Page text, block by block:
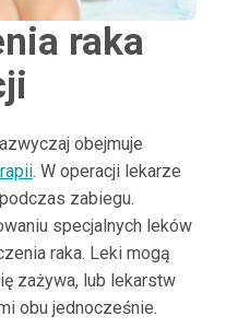
raka
obejmuje
. W operacji lekarze
zabiegu.
specjalnych leków
raka. Leki mogą
zażywa, lub lekarstw
obu jednocześnie.